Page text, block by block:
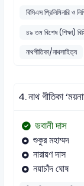
বিসিএস প্রিলিমিনারি ও
৪৯ তম বিশেষ (শিক্ষা)
নাথগীতিকা/নাথসাহিত্য
4.নাথ গীতিকা
ভবানী দাস
শুকুর মহাম্মদ
নারায়ণ দাস
নয়াচাঁদ ঘোষ